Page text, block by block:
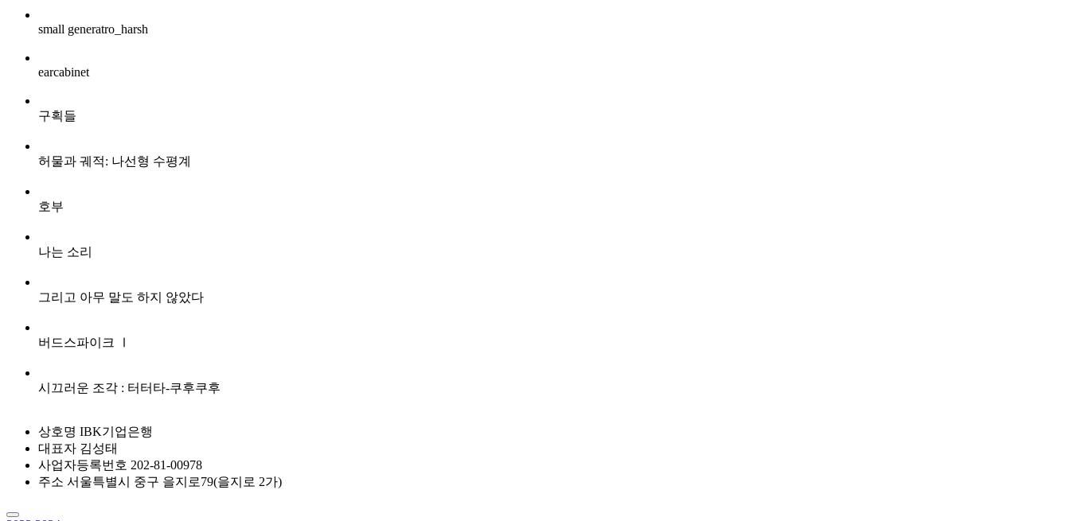
small generatro_harsh
earcabinet
구획들
허물과 궤적: 나선형 수평계
호부
나는 소리
그리고 아무 말도 하지 않았다
버드스파이크 Ⅰ
시끄러운 조각 : 터터타-쿠후쿠후
상호명 IBK기업은행
대표자 김성태
사업자등록번호 202-81-00978
주소 서울특별시 중구 을지로79(을지로 2가)